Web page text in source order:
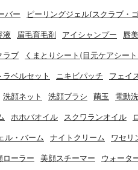
バー ピーリングジェル(スクラブ・
液 眉毛育毛剤 アイシャンプー 唇
ラブ くまとりシート(目元ケアシー
ラベルセット ニキビパッチ フェイ
洗顔ネット 洗顔ブラシ 繭玉 電動
ホホバオイル スクワランオイル
ル・バーム ナイトクリーム ワセリ
ローラー 美顔スチーマー ウォータ